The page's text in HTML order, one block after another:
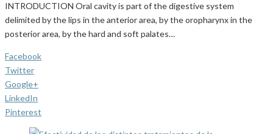
INTRODUCTION Oral cavity is part of the digestive system
delimited by the lips in the anterior area, by the oropharynx in the
posterior area, by the hard and soft palates…
Facebook
Twitter
Google+
LinkedIn
Pinterest